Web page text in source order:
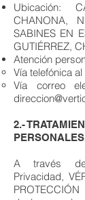
Ubicación:
CHANONA,
SABINES EN
GUTIÉRREZ,
Atención
Vía telefónica
Vía correo
2.-
A través
Privacidad,